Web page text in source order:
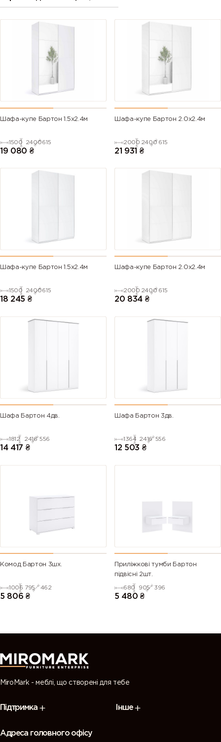
Шафа-купе Бартон 1.5х2.4м
1500 2400615
19 080 ₴
Шафа-купе Бартон 2.0х2.4м
2000 2400 615
21 931 ₴
Шафа-купе Бартон 1.5х2.4м
1500 2400615
18 245 ₴
Шафа-купе Бартон 2.0х2.4м
2000 2400 615
20 834 ₴
Шафа Бартон 4дв.
1812 2416 556
14 417 ₴
Шафа Бартон 3дв.
1364 2416 556
12 503 ₴
Комод Бартон 3шх.
1006 795 462
5 806 ₴
Приліжкові тумби Бартон
підвісні 2шт.
680 905 396
5 480 ₴
MiroMark - меблі, що створені для тебе
Підтримка Інше
Адреса головного офісу